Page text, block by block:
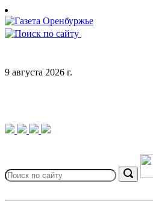
Skip
to
content
9 августа 2026 г.
for:
Search